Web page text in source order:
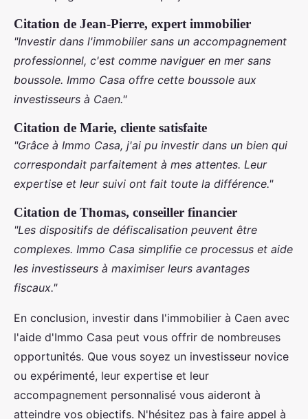
Citation de Jean-Pierre, expert immobilier
"Investir dans l'immobilier sans un accompagnement
professionnel, c'est comme naviguer en mer sans
boussole. Immo Casa offre cette boussole aux
investisseurs à Caen."
Citation de Marie, cliente satisfaite
"Grâce à Immo Casa, j'ai pu investir dans un bien qui
correspondait parfaitement à mes attentes. Leur
expertise et leur suivi ont fait toute la différence."
Citation de Thomas, conseiller financier
"Les dispositifs de défiscalisation peuvent être
complexes. Immo Casa simplifie ce processus et aide
les investisseurs à maximiser leurs avantages
fiscaux."
En conclusion, investir dans l'immobilier à Caen avec
l'aide d'Immo Casa peut vous offrir de nombreuses
opportunités. Que vous soyez un investisseur novice
ou expérimenté, leur expertise et leur
accompagnement personnalisé vous aideront à
atteindre vos objectifs. N'hésitez pas à faire appel à